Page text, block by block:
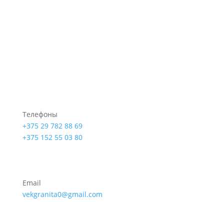
Телефоны
+375 29 782 88 69
+375 152 55 03 80
Email
vekgranita0@gmail.com